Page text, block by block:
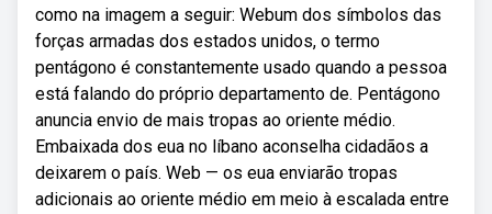
como na imagem a seguir: Webum dos símbolos das
forças armadas dos estados unidos, o termo
pentágono é constantemente usado quando a pessoa
está falando do próprio departamento de. Pentágono
anuncia envio de mais tropas ao oriente médio.
Embaixada dos eua no líbano aconselha cidadãos a
deixarem o país. Web — os eua enviarão tropas
adicionais ao oriente médio em meio à escalada entre